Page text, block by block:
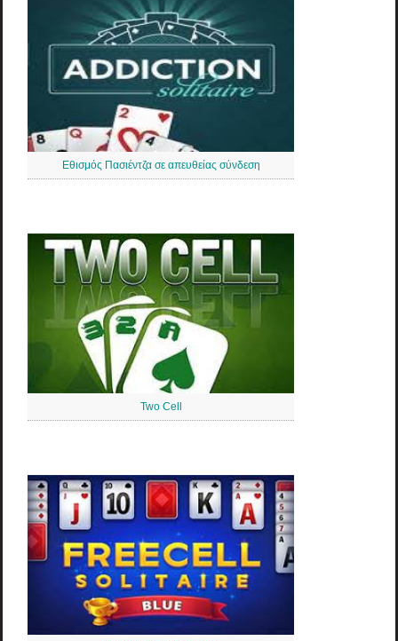
Εθισμός Πασιέντζα σε απευθείας σύνδεση
Two Cell